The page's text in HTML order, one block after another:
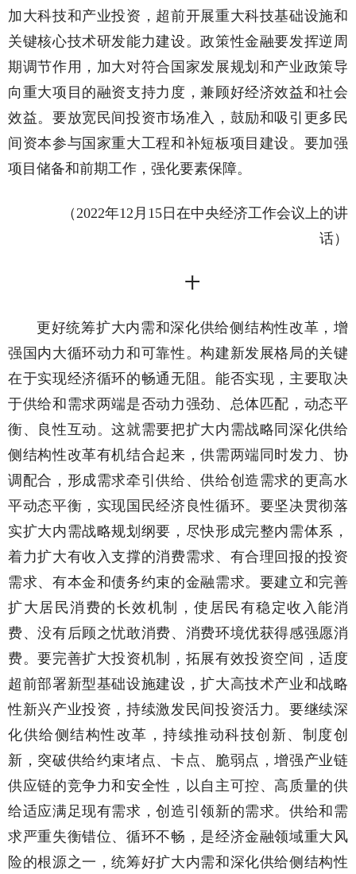
加大科技和产业投资，超前开展重大科技基础设施和
关键核心技术研发能力建设。政策性金融要发挥逆周
期调节作用，加大对符合国家发展规划和产业政策导
向重大项目的融资支持力度，兼顾好经济效益和社会
效益。要放宽民间投资市场准入，鼓励和吸引更多民
间资本参与国家重大工程和补短板项目建设。要加强
项目储备和前期工作，强化要素保障。
（2022年12月15日在中央经济工作会议上的讲
话）
十
更好统筹扩大内需和深化供给侧结构性改革，增
强国内大循环动力和可靠性。构建新发展格局的关键
在于实现经济循环的畅通无阻。能否实现，主要取决
于供给和需求两端是否动力强劲、总体匹配，动态平
衡、良性互动。这就需要把扩大内需战略同深化供给
侧结构性改革有机结合起来，供需两端同时发力、协
调配合，形成需求牵引供给、供给创造需求的更高水
平动态平衡，实现国民经济良性循环。要坚决贯彻落
实扩大内需战略规划纲要，尽快形成完整内需体系，
着力扩大有收入支撑的消费需求、有合理回报的投资
需求、有本金和债务约束的金融需求。要建立和完善
扩大居民消费的长效机制，使居民有稳定收入能消
费、没有后顾之忧敢消费、消费环境优获得感强愿消
费。要完善扩大投资机制，拓展有效投资空间，适度
超前部署新型基础设施建设，扩大高技术产业和战略
性新兴产业投资，持续激发民间投资活力。要继续深
化供给侧结构性改革，持续推动科技创新、制度创
新，突破供给约束堵点、卡点、脆弱点，增强产业链
供应链的竞争力和安全性，以自主可控、高质量的供
给适应满足现有需求，创造引领新的需求。供给和需
求严重失衡错位、循环不畅，是经济金融领域重大风
险的根源之一，统筹好扩大内需和深化供给侧结构性